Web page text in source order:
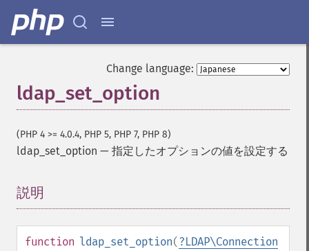
Change language:
ldap_set_option
(PHP 4 >= 4.0.4, PHP 5, PHP 7, PHP 8)
ldap_set_option — 指定したオプションの値を設定する
説明
function ldap_set_option(?LDAP\Connection